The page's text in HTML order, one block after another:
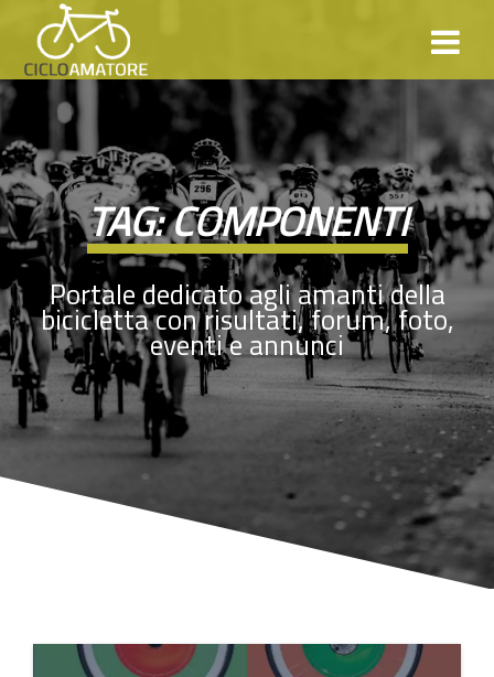
TAG:COMPONENTI
Portale dedicato agli amanti della
bicicletta con risultati, forum, foto,
eventi e annunci